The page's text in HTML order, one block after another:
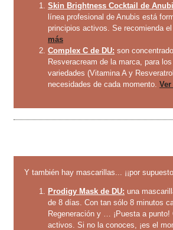
Skin Brightness Cocktail de
línea profesional de Anubis está
principios activos. Se recomienda
más
Complex C de DU: son
Resveracream de la marca, para
variedades (Vitamina A y
necesidades de cada momento.
Y también hay mascarillas... ¡¡por
Prodigy Mask de DU: una
de 8 días. Con tan sólo 8 minutos
Regeneración y … ¡Puesta a
activos. Si no la conoces, ¡es el